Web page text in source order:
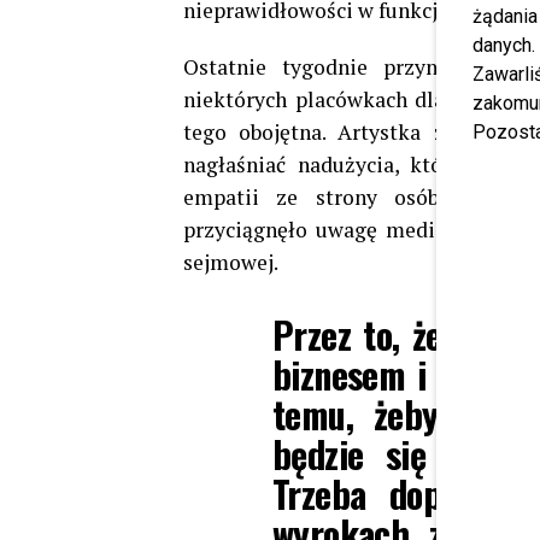
danych.
nieprawidłowości w funkcjonowaniu
Ostatnie tygodnie przyniosły
niektórych placówkach dla
tego obojętna. Artystka zaczęła
nagłaśniać nadużycia, które jak
empatii ze strony osób
przyciągnęło uwagę mediów, a
sejmowej.
Przez to, że
biznesem i
temu, żeby była
będzie się
Trzeba